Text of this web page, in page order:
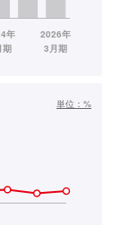
単位： %